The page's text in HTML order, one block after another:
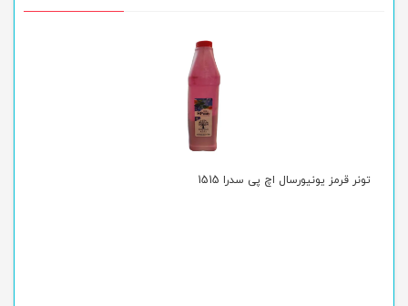
تونر قرمز یونیورسال اچ پی سدرا 1515